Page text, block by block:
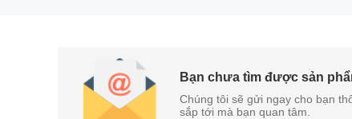
Bạn chưa tìm được sản
Chúng tôi sẽ gửi ngay cho bạn
sắp tới mà bạn quan tâm.